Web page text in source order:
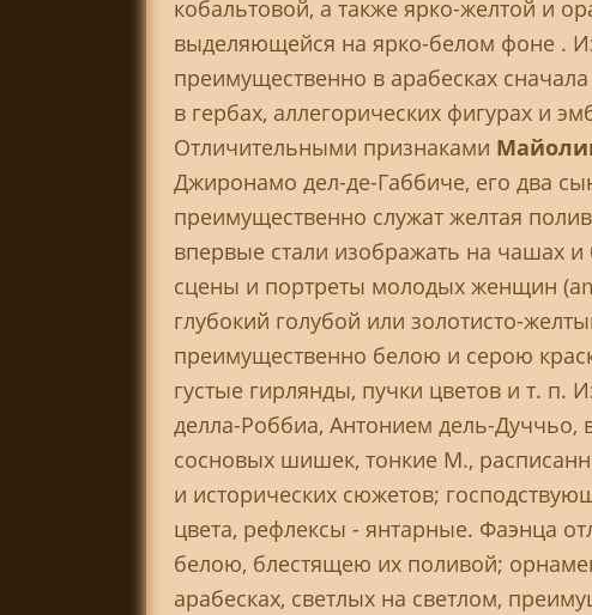
кобальтовой, а также ярко-желтой и
выделяющейся на ярко-белом фоне .
преимущественно в арабесках
в гербах, аллегорических фигурах и
Отличительными признаками
Джиронамо дел-де-Габбиче, его два
преимущественно служат желтая
впервые стали изображать на чашах
сцены и портреты молодых женщин
глубокий голубой или золотисто-
преимущественно белою и серою
густые гирлянды, пучки цветов и т. п.
делла-Роббиа, Антонием дель-Дуччьо,
сосновых шишек, тонкие М.,
и исторических сюжетов;
цвета, рефлексы - янтарные. Фаэнца
белою, блестящею их поливой;
арабесках, светлых на светлом,